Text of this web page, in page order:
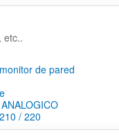
etc..
de pared
/ 220